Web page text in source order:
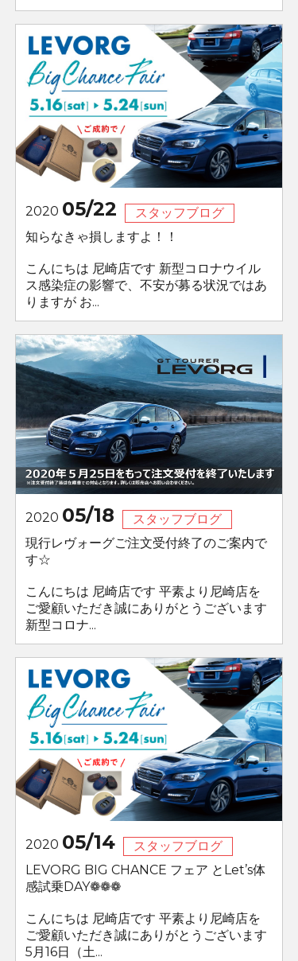
2020 05/22
スタッフブログ
知らなきゃ損しますよ！！
こんにちは 尼崎店です 新型コロナウイル
ス感染症の影響で、不安が募る状況ではあ
りますが お...
2020 05/18
スタッフブログ
現行レヴォーグご注文受付終了のご案内で
す☆
こんにちは 尼崎店です 平素より尼崎店を
ご愛顧いただき誠にありがとうございます
新型コロナ...
2020 05/14
スタッフブログ
LEVORG BIG CHANCE フェア とLet’s体
感試乗DAY❁❁❁
こんにちは 尼崎店です 平素より尼崎店を
ご愛顧いただき誠にありがとうございます
5月16日（土...